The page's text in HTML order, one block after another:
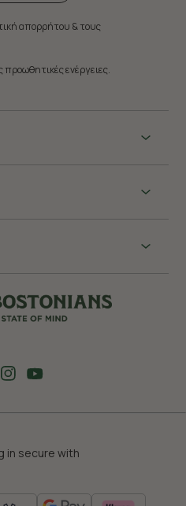
απορρήτου & τους
προωθητικές ενέργειες.
in secure with